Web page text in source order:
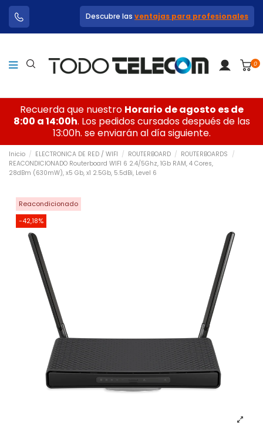
Descubre las ventajas para profesionales
0
Recuerda que nuestro Horario de agosto es de
8:00 a 14:00h. Los pedidos cursados después de las
13:00h. se enviarán al día siguiente.
Inicio ELECTRONICA DE RED / WIFI ROUTERBOARD
ROUTERBOARDS
REACONDICIONADO Routerboard WIFI 6 2.4/5Ghz, 1Gb RAM, 4 Cores,
28dBm (630mW), x5 Gb, x1 2.5Gb, 5.5dBi, Level 6
Reacondicionado
-42,18%